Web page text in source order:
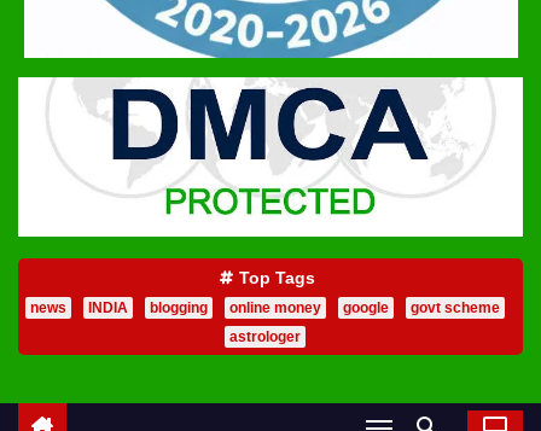
Top Tags
news INDIA blogging online money google
govt scheme
astrologer